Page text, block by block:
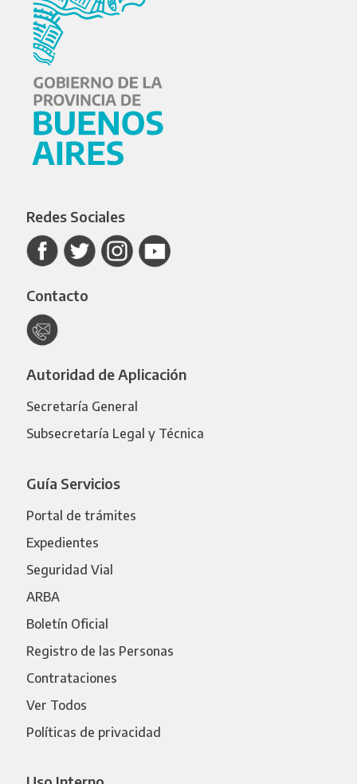
Redes Sociales
Contacto
Autoridad de Aplicación
Secretaría General
Subsecretaría Legal y Técnica
Guía Servicios
Portal de trámites
Expedientes
Seguridad Vial
ARBA
Boletín Oficial
Registro de las Personas
Contrataciones
Ver Todos
Políticas de privacidad